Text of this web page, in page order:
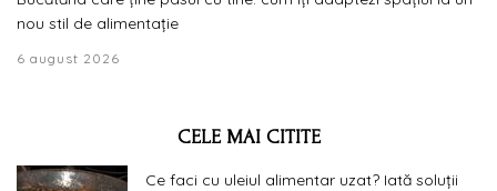
nou stil de alimentație
6 august 2026
CELE MAI CITITE
Ce faci cu uleiul alimentar uzat? Iată soluții